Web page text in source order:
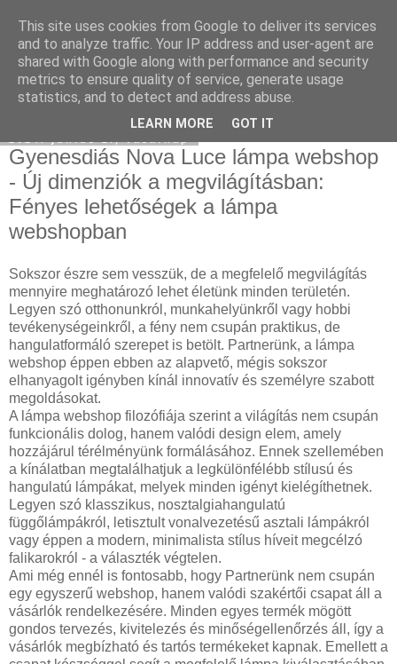
Használt Tesla
Gyenesdiás Nova Luce lámpa webshop
- Új dimenziók a megvilágításban:
Fényes lehetőségek a lámpa
webshopban
Sokszor észre sem vesszük, de a megfelelő megvilágítás
mennyire meghatározó lehet életünk minden területén.
Legyen szó otthonunkról, munkahelyünkről vagy hobbi
tevékenységeinkről, a fény nem csupán praktikus, de
hangulatformáló szerepet is betölt. Partnerünk, a lámpa
webshop éppen ebben az alapvető, mégis sokszor
elhanyagolt igényben kínál innovatív és személyre szabott
megoldásokat.
A lámpa webshop filozófiája szerint a világítás nem csupán
funkcionális dolog, hanem valódi design elem, amely
hozzájárul térélményünk formálásához. Ennek szellemében
a kínálatban megtalálhatjuk a legkülönfélébb stílusú és
hangulatú lámpákat, melyek minden igényt kielégíthetnek.
Legyen szó klasszikus, nosztalgiahangulatú
függőlámpákról, letisztult vonalvezetésű asztali lámpákról
vagy éppen a modern, minimalista stílus híveit megcélzó
falikarokról - a választék végtelen.
Ami még ennél is fontosabb, hogy Partnerünk nem csupán
egy egyszerű webshop, hanem valódi szakértői csapat áll a
vásárlók rendelkezésére. Minden egyes termék mögött
gondos tervezés, kivitelezés és minőségellenőrzés áll, így a
vásárlók megbízható és tartós termékeket kapnak. Emellett a
This site uses cookies from Google to deliver its services
and to analyze traffic. Your IP address and user-agent are
shared with Google along with performance and security
metrics to ensure quality of service, generate usage
statistics, and to detect and address abuse.
LEARN MORE GOT IT